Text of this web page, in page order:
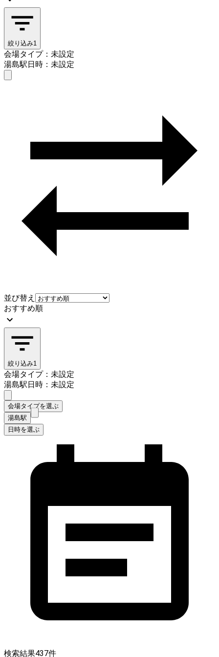
絞り込み1
会場タイプ：未設定
湯島駅日時：未設定
並び替え
おすすめ順
絞り込み1
会場タイプ：未設定
湯島駅日時：未設定
会場タイプを選ぶ
湯島駅
日時を選ぶ
検索結果437件